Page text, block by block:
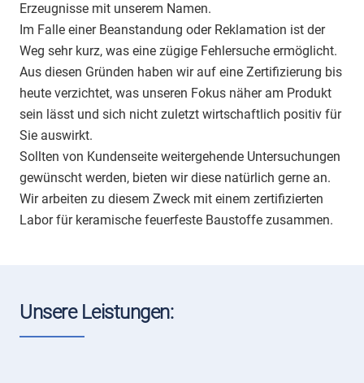
Erzeugnisse mit unserem Namen.
Im Falle einer Beanstandung oder Reklamation ist der
Weg sehr kurz, was eine zügige Fehlersuche ermöglicht.
Aus diesen Gründen haben wir auf eine Zertifizierung bis
heute verzichtet, was unseren Fokus näher am Produkt
sein lässt und sich nicht zuletzt wirtschaftlich positiv für
Sie auswirkt.
Sollten von Kundenseite weitergehende Untersuchungen
gewünscht werden, bieten wir diese natürlich gerne an.
Wir arbeiten zu diesem Zweck mit einem zertifizierten
Labor für keramische feuerfeste Baustoffe zusammen.
Unsere Leistungen: